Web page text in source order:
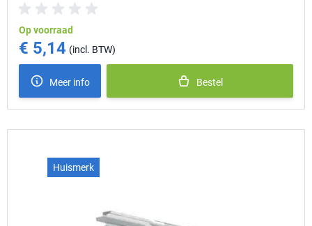
Op voorraad
€ 5,14
Meer info Bestel
Huismerk